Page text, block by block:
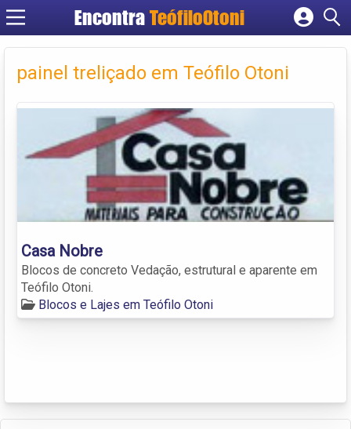
Encontra TeófiloOtoni
Cadastrar empresa
Criar conta
painel treliçado em Teófilo Otoni
Casa Nobre
Blocos de concreto Vedação, estrutural e aparente em
Teófilo Otoni.
Blocos e Lajes em Teófilo Otoni